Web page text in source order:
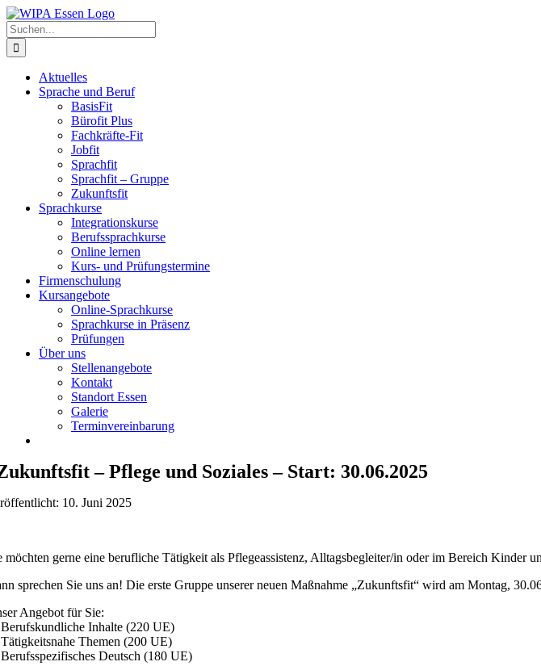
Zum
Inhalt
springen
Suche
nach:
Aktuelles
Sprache und Beruf
BasisFit
Bürofit Plus
Fachkräfte-Fit
Jobfit
Sprachfit
Sprachfit – Gruppe
Zukunftsfit
Sprachkurse
Integrationskurse
Berufssprachkurse
Online lernen
Kurs- und Prüfungstermine
Firmenschulung
Kursangebote
Online-Sprachkurse
Sprachkurse in Präsenz
Prüfungen
Über uns
Stellenangebote
Kontakt
Standort Essen
Galerie
Terminvereinbarung
– Pflege und Soziales – Start: 30.06.2025
10. Juni 2025
möchten gerne eine berufliche Tätigkeit als Pflegeassistenz, Alltagsbegleiter/in oder im Bereich Kinder
sprechen Sie uns an! Die erste Gruppe unserer neuen Maßnahme „Zukunftsfit“ wird am Montag,
Angebot für Sie:
Inhalte (220 UE)
Themen (200 UE)
Deutsch (180 UE)